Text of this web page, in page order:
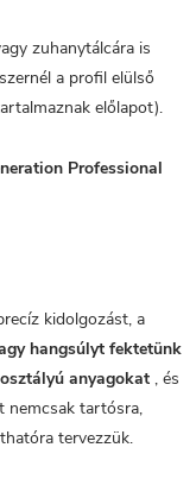
zuhanytálcára is
a profil elülső
előlapot).
Professional
kidolgozást, a
hangsúlyt fektetünk
anyagokat , és
nemcsak tartósra,
tervezzük.